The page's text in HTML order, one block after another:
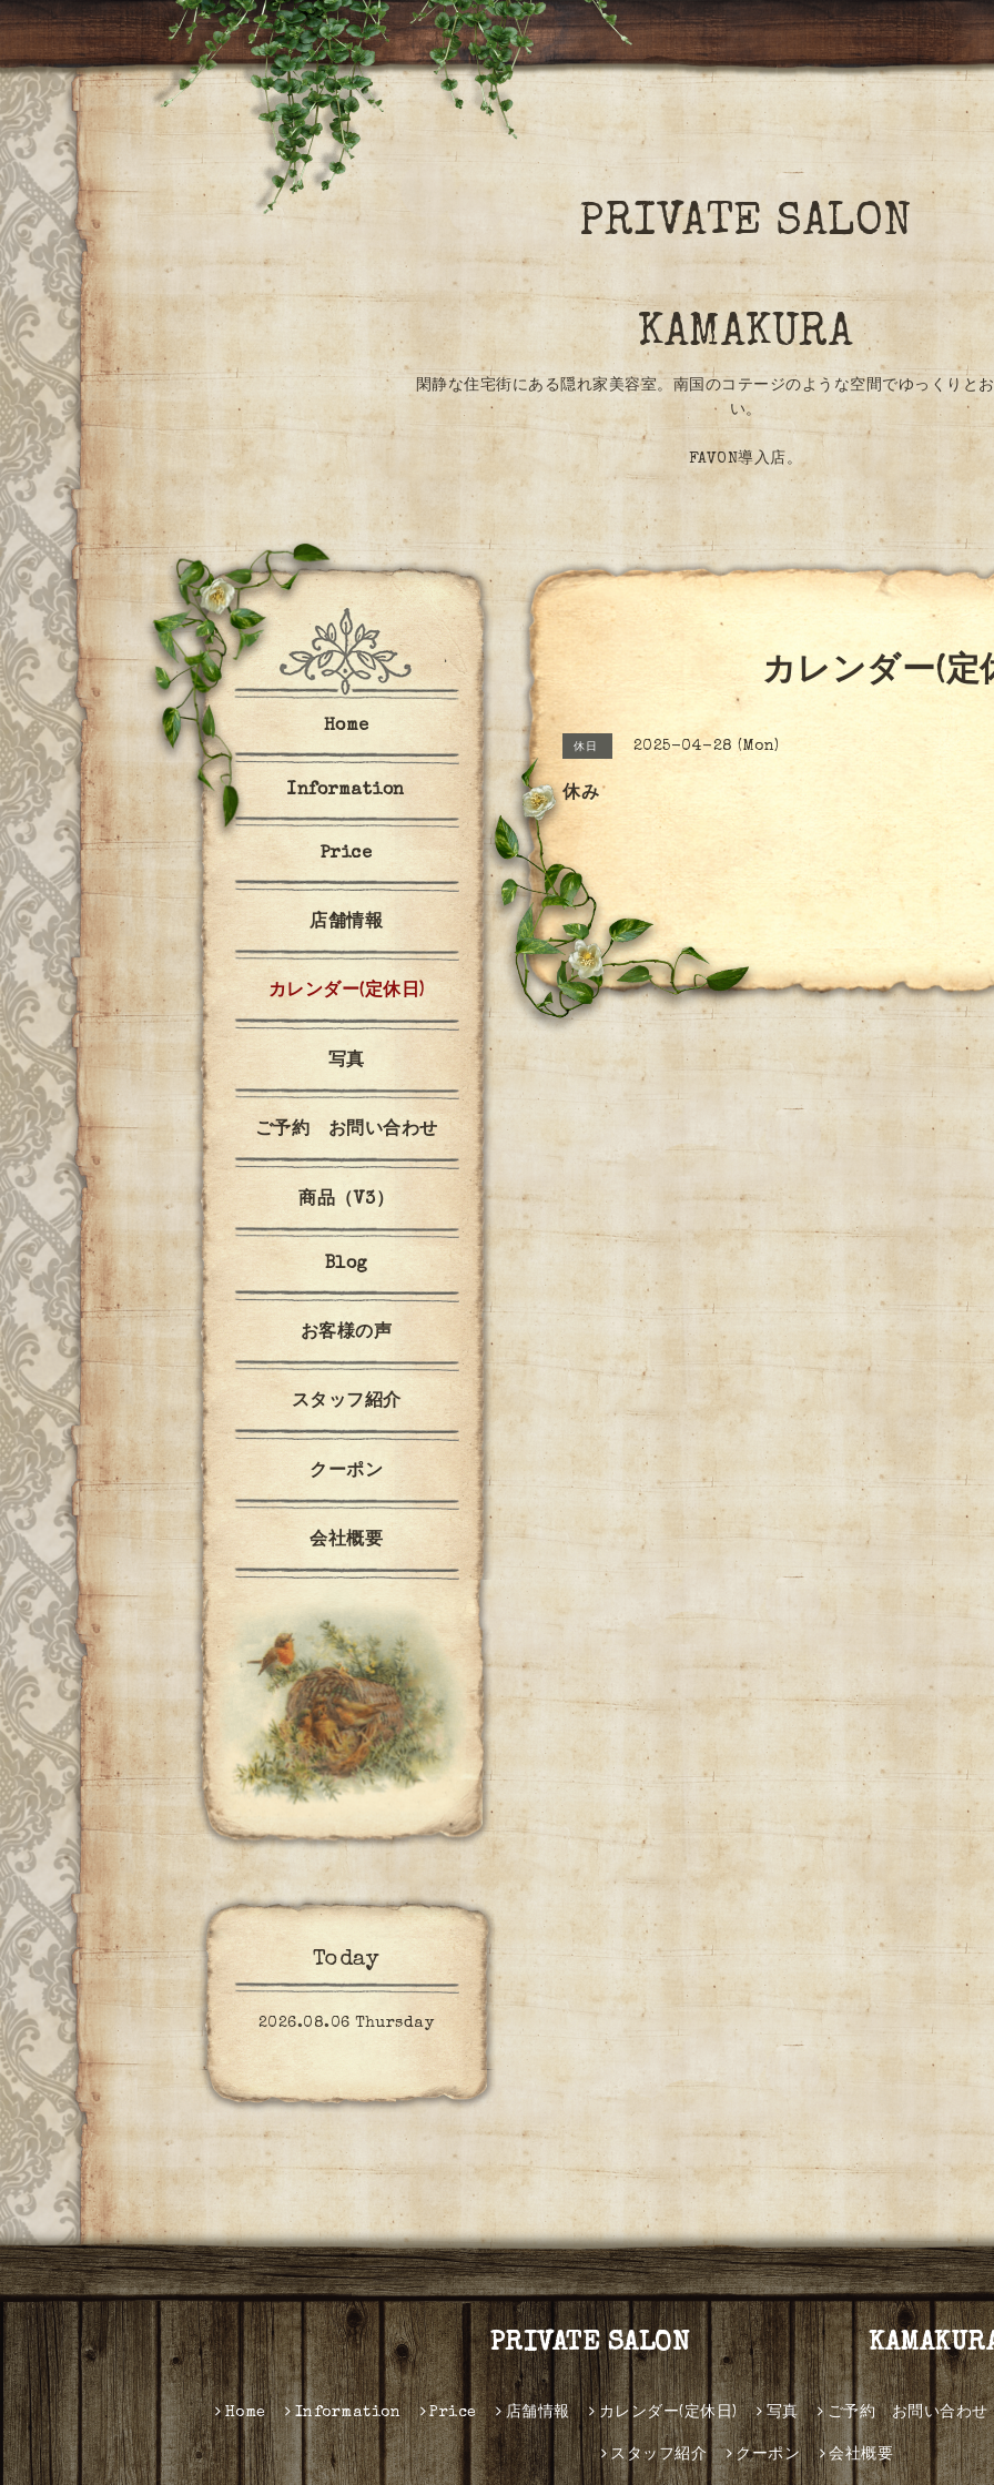
PRIVATE SALON
KAMAKURA
閑静な住宅街にある隠れ家美容室。南国のコテージのような空間でゆっくりと
い。
FAVON導入店。
カレンダー(定
休日 2025-04-28 (Mon)
休み
Home
Information
Price
店舗情報
カレンダー(定休日)
写真
ご予約 お問い合わせ
商品（V3）
Blog
お客様の声
スタッフ紹介
クーポン
会社概要
Today
2026.08.06 Thursday
PRIVATE SALON
Home Information Price 店舗情報 カレンダー(定休日) 写真 ご予約 お問い合わせ
スタッフ紹介 クーポン 会社概要